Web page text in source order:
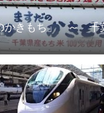
かきもち」 ～ 千